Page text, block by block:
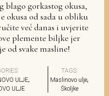
gorkastog okusa,
okusa od sada u obliku
već danas i uvjerite
plemente biljke jer
od svake masline!
ULJE,
ULJE
TAGS:
Maslinovo ulje,
Školjke